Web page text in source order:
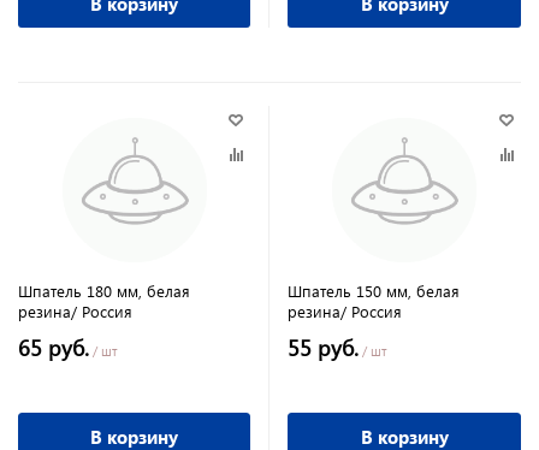
Шпатель 180 мм, белая
резина/ Россия
65 руб. / шт
В корзину
Шпатель 150 мм, белая
резина/ Россия
55 руб. / шт
В корзину